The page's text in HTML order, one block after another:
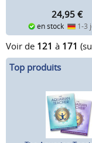
24,95 €
en stock 1-3
Voir de 121 à 171
Top produits